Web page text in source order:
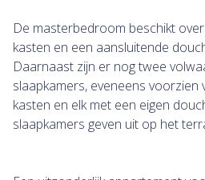
De masterbedroom beschikt
kasten en een aansluitende
Daarnaast zijn er nog twee
slaapkamers, eveneens voorzien
kasten en elk met een eigen
slaapkamers geven uit op het